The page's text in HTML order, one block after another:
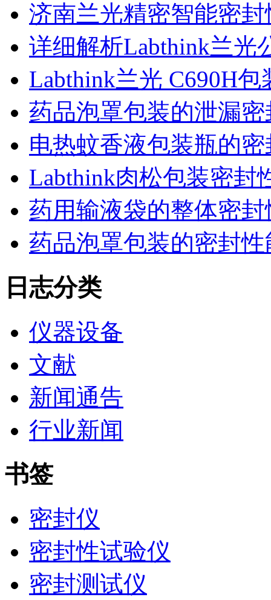
济南兰光精密智能密
详细解析Labthink兰光
Labthink兰光 C690H
药品泡罩包装的泄漏
电热蚊香液包装瓶的
Labthink肉松包装密封
药用输液袋的整体密
药品泡罩包装的密封
日志分类
仪器设备
文献
新闻通告
行业新闻
书签
密封仪
密封性试验仪
密封测试仪